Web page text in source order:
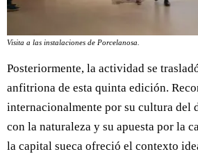
Visita a las instalaciones de Porcelanosa.
Posteriormente, la actividad se
anfitriona de esta quinta edición.
internacionalmente por su cultura del
con la naturaleza y su apuesta por la
la capital sueca ofreció el contexto